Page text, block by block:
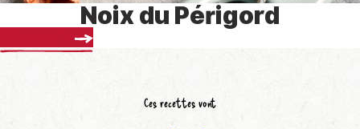
Noix du Périgord
Ces recettes vont